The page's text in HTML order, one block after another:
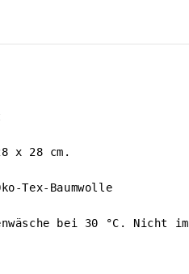
x 28 cm.
Tex-Baumwolle
bei 30 °C. Nicht im